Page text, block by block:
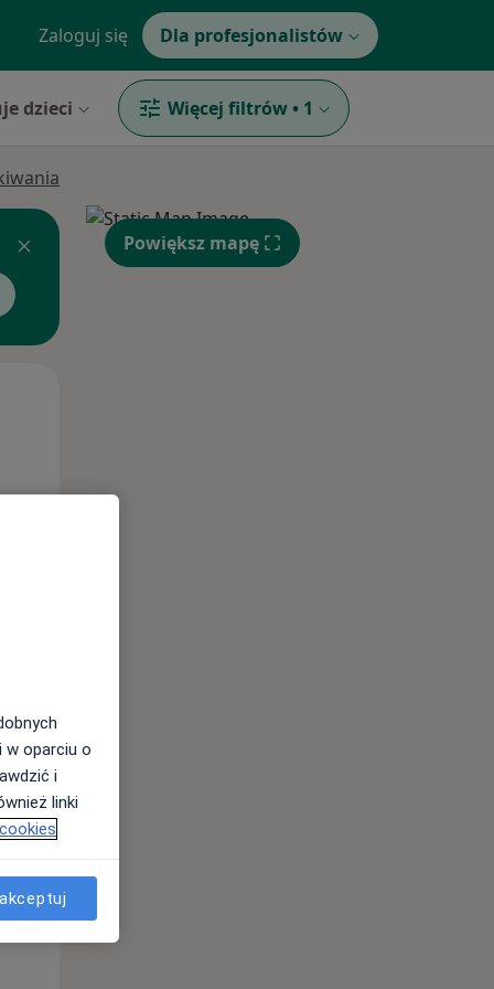
Zaloguj się Dla profesjonalistów
dzieci Więcej filtrów • 1
Pon,
10 Sie
Powiększ mapę
w oparciu o
i
linki